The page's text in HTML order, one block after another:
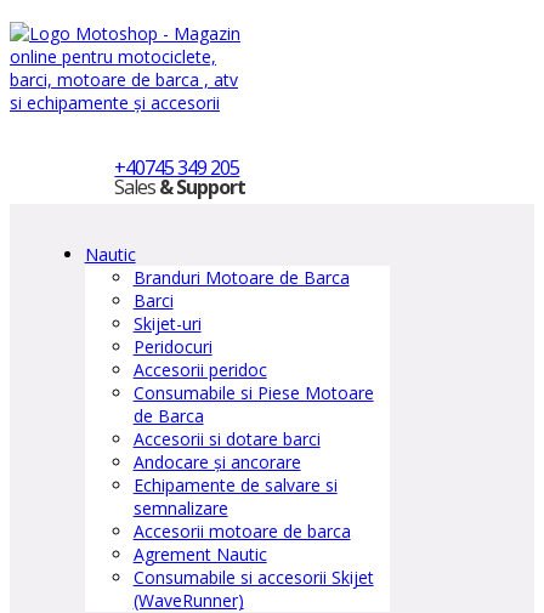
+40745 349 205
Sales& Support
Nautic
Branduri Motoare de Barca
Barci
Skijet-uri
Peridocuri
Accesorii peridoc
Consumabile si Piese Motoare
de Barca
Accesorii si dotare barci
Andocare și ancorare
Echipamente de salvare si
semnalizare
Accesorii motoare de barca
Agrement Nautic
Consumabile si accesorii Skijet
(WaveRunner)